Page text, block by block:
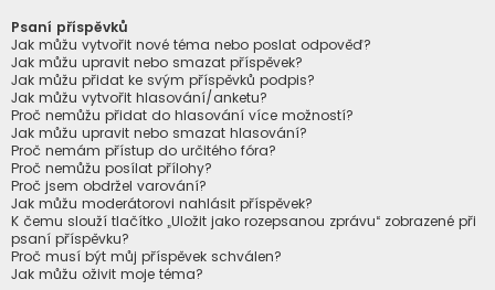
Psaní příspěvků
Jak můžu vytvořit nové téma nebo poslat odpověď?
Jak můžu upravit nebo smazat příspěvek?
Jak můžu přidat ke svým příspěvků podpis?
Jak můžu vytvořit hlasování/anketu?
Proč nemůžu přidat do hlasování více možností?
Jak můžu upravit nebo smazat hlasování?
Proč nemám přístup do určitého fóra?
Proč nemůžu posílat přílohy?
Proč jsem obdržel varování?
Jak můžu moderátorovi nahlásit příspěvek?
K čemu slouží tlačítko „Uložit jako rozepsanou zprávu“ zobrazené při
psaní příspěvku?
Proč musí být můj příspěvek schválen?
Jak můžu oživit moje téma?